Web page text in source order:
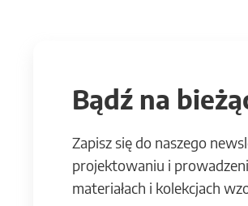
Bądź na
Zapisz się do naszego
projektowaniu i
materiałach i kolekcjach